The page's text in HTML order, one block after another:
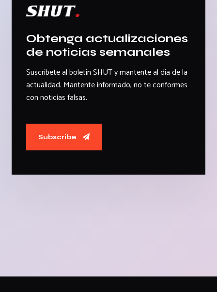
Obtenga actualizaciones
de noticias semanales
Suscríbete al boletín SHUT y mantente al día de la
actualidad. Mantente informado, no te conformes
con noticias falsas.
Subscribe